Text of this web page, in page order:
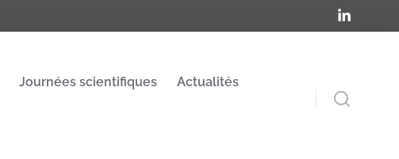
Journées scientifiques Actualités